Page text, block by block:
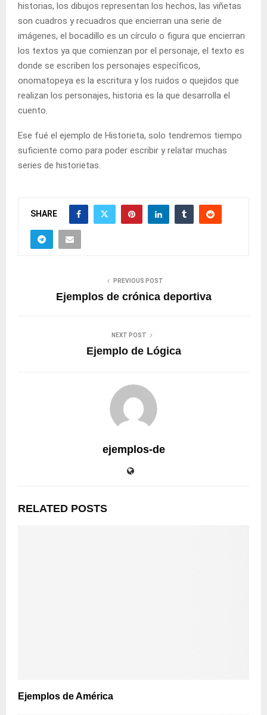
historias, los dibujos representan los hechos, las viñetas
son cuadros y recuadros que encierran una serie de
imágenes, el bocadillo es un círculo o figura que encierran
los textos ya que comienzan por el personaje, el texto es
donde se escriben los personajes específicos,
onomatopeya es la escritura y los ruidos o quejidos que
realizan los personajes, historia es la que desarrolla el
cuento.
Ese fué el ejemplo de Historieta, solo tendremos tiempo
suficiente como para poder escribir y relatar muchas
series de historietas.
SHARE
PREVIOUS POST
Ejemplos de crónica deportiva
NEXT POST
Ejemplo de Lógica
ejemplos-de
RELATED POSTS
Ejemplos de América